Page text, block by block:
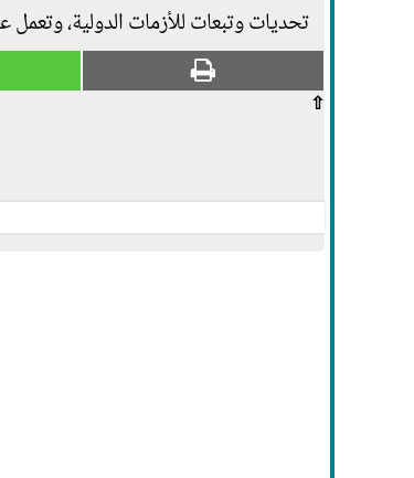
تحديات وتبعات للأزمات الدولية،
⇧